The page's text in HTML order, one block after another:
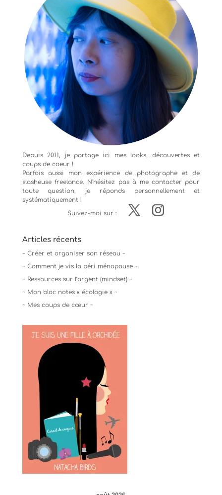
Depuis 2011, je partage ici mes looks, découvertes et
coups de coeur !
Parfois aussi mon expérience de photographeet de
slasheuse freelance. N'hésitez pas à me contacter pour
toute question, je réponds personnellement et
systématiquement !
Suivez-moi sur :
Articles récents
~ Créer et organiser son réseau ~
~ Comment je vis la péri ménopause ~
~ Ressources sur l’argent (mindset) ~
~ Mon bloc notes « écologie » ~
~ Mes coups de cœur ~